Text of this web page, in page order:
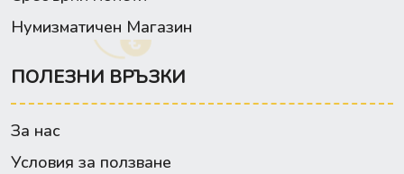
Нумизматичен Магазин
ПОЛЕЗНИ ВРЪЗКИ
За нас
Условия за ползване